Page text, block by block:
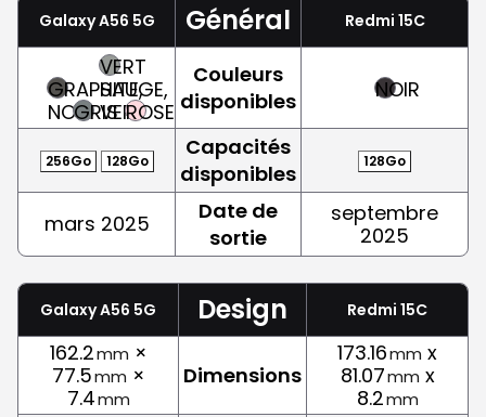
Galaxy A56 5G Général Redmi 15C
GRAPHITE,
NOIRGRIS
VERT
SAUGE,
VERTROSE
Couleurs
disponibles
NOIR
256Go 128Go
Capacités
disponibles
128Go
mars 2025
Date de
sortie
septembre
2025
Galaxy A56 5G Design Redmi 15C
162.2mm ×
77.5mm ×
7.4mm
Dimensions
173.16mm x
81.07mm x
8.2mm